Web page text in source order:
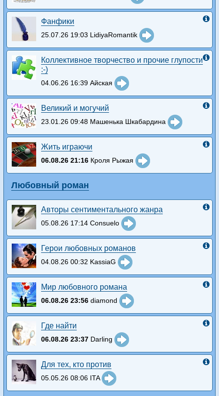
Фанфики
25.07.26 19:03 LidiyaRomantik
Коллективное творчество и прочие глупости
:-)
04.06.26 16:39 Айская
Великий и могучий
23.01.26 09:48 Машенька Шкабардина
Жить играючи
06.08.26 21:16 Кроля Рыжая
Любовный роман
Авторы сентиментального жанра
05.08.26 17:14 Consuelo
Герои любовных романов
04.08.26 00:32 KassiaG
Мир любовного романа
06.08.26 23:56 diamond
Где найти
06.08.26 23:37 Darling
Для тех, кто против
05.05.26 08:06 ITA